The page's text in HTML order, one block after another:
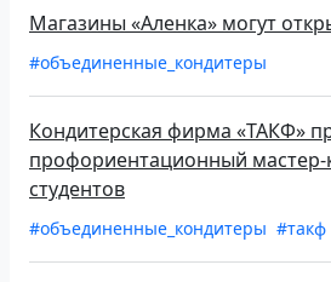
Магазины «Аленка» могут
#объединенные_кондитеры
Кондитерская фирма «ТАКФ»
профориентационный мастер-
студентов
#объединенные_кондитеры #такф